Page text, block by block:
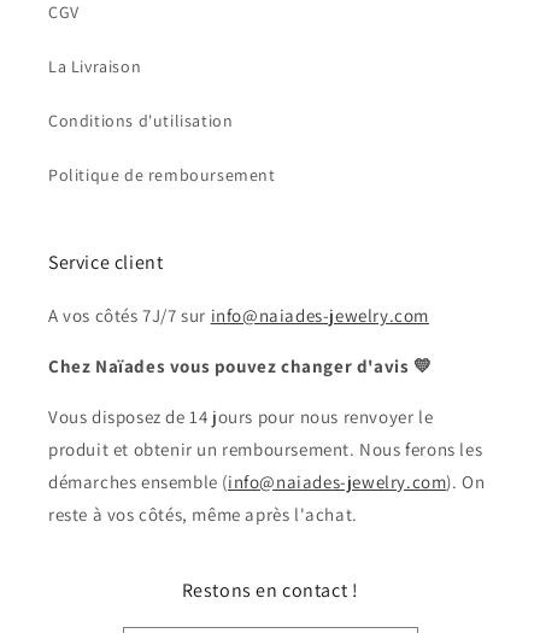
CGV
La Livraison
Conditions d'utilisation
Politique de remboursement
Service client
A vos côtés 7J/7 sur info@naiades-jewelry.com
Chez Naïades vous pouvez changer d'avis 💛
Vous disposez de 14 jours pour nous renvoyer le
produit et obtenir un remboursement. Nous ferons les
démarches ensemble (info@naiades-jewelry.com). On
reste à vos côtés, même après l'achat.
Restons en contact !